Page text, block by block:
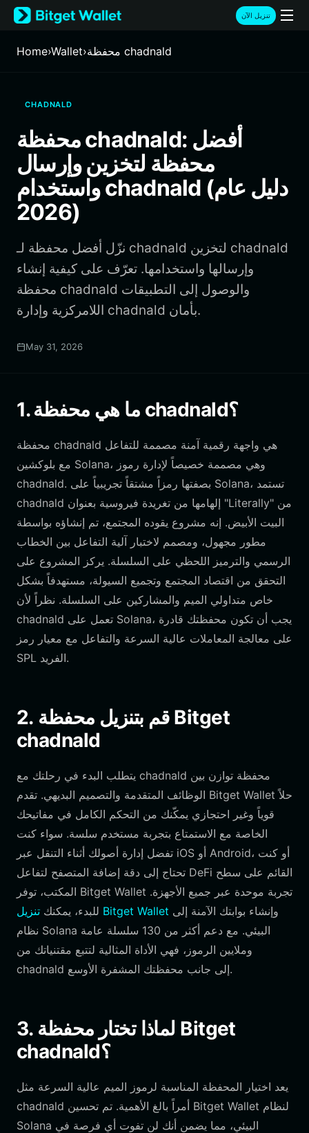
English
日本語
Русский
Italiano
Deutsch
简体中文
繁體中文
Português (Portugal)
Bahasa Indonesia
ภาษาไทย
বাংলা
Español
Português (Brasil)
Español (Argentina)
تنزيل الآن
Home›Wallet› محفظة chadnald
CHADNALD
محفظة chadnald: أفضل
محفظة لتخزين وإرسال
واستخدام chadnald (دليل عام
2026)
نزّل أفضل محفظة لـ chadnald لتخزين chadnald
وإرسالها واستخدامها. تعرّف على كيفية إنشاء
محفظة chadnald والوصول إلى التطبيقات
اللامركزية وإدارة chadnald بأمان.
May 31, 2026
1. ما هي محفظة chadnald؟
محفظة chadnald هي واجهة رقمية آمنة مصممة للتفاعل
مع بلوكشين Solana، وهي مصممة خصيصاً لإدارة رموز
chadnald. بصفتها رمزاً مشتقاً تجريبياً على Solana، تستمد
chadnald إلهامها من تغريدة فيروسية بعنوان "Literally" من
البيت الأبيض. إنه مشروع يقوده المجتمع، تم إنشاؤه بواسطة
مطور مجهول، ومصمم لاختبار آلية التفاعل بين الخطاب
الرسمي والترميز اللحظي على السلسلة. يركز المشروع على
التحقق من اقتصاد المجتمع وتجميع السيولة، مستهدفاً بشكل
خاص متداولي الميم والمشاركين على السلسلة. نظراً لأن
chadnald تعمل على Solana، يجب أن تكون محفظتك قادرة
على معالجة المعاملات عالية السرعة والتفاعل مع معيار رمز
SPL الفريد.
2. قم بتنزيل محفظة Bitget
chadnald
يتطلب البدء في رحلتك مع chadnald محفظة توازن بين
الوظائف المتقدمة والتصميم البديهي. تقدم Bitget Wallet حلاً
قوياً وغير احتجازي يمكّنك من التحكم الكامل في مفاتيحك
الخاصة مع الاستمتاع بتجربة مستخدم سلسة. سواء كنت
تفضل إدارة أصولك أثناء التنقل عبر iOS أو Android، أو كنت
تحتاج إلى دقة إضافة المتصفح لتفاعل DeFi القائم على سطح
المكتب، توفر Bitget Wallet تجربة موحدة عبر جميع الأجهزة.
للبدء، يمكنك تنزيل Bitget Wallet
نظام Solana البيئي. مع دعم أكثر من 130 سلسلة عامة
وملايين الرموز، فهي الأداة المثالية لتتبع مقتنياتك من
chadnald إلى جانب محفظتك المشفرة الأوسع.
3. لماذا تختار محفظة Bitget
chadnald؟
يعد اختيار المحفظة المناسبة لرموز الميم عالية السرعة مثل
chadnald أمراً بالغ الأهمية. تم تحسين Bitget Wallet لنظام
Solana البيئي، مما يضمن أنك لن تفوت أي فرصة في